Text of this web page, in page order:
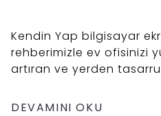
Kendin Yap bilgisayar
rehberimizle ev ofisinizi
artıran ve yerden
adım talimatlar alın ve...
DEVAMINI OKU